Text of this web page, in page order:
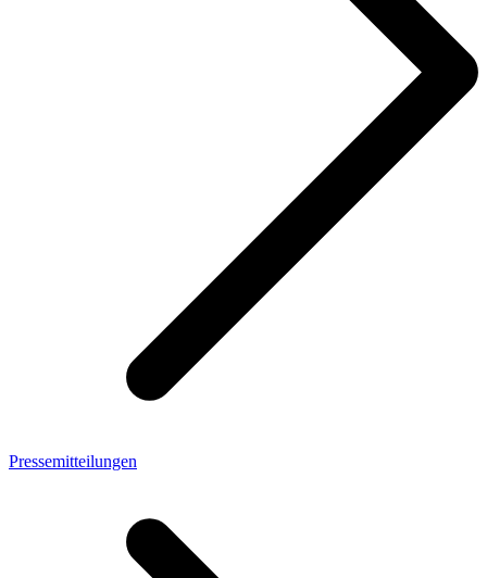
Pressemitteilungen